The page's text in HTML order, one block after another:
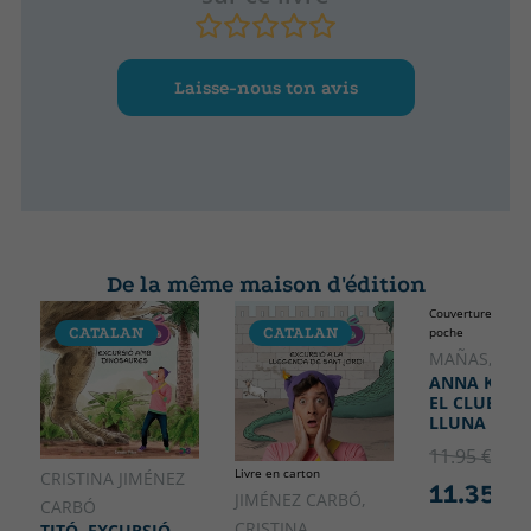
Laisse-nous ton avis
De la même maison d'édition
CATALAN
CRISTINA JIMÉNEZ
CARBÓ
CATALAN
Livre en carton
JIMÉNEZ CARBÓ,
CATALAN
Couverture
poche
MAÑAS,
ANNA
EL CLUB DE
LLUNA
11.95 €
11.35 €